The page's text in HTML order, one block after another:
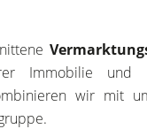
Immobilie und
wir mit